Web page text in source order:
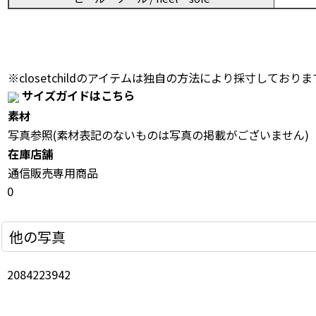
※closetchildのアイテムは独自の方法により採寸しておりま
サイズガイドはこちら
素材
写真参照(素材表記のないものは写真の掲載がございません)
在庫店舗
通信販売専用商品
0
他の写真
2084223942